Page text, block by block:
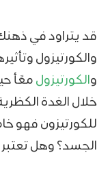
قد يتراود في
والكورتيزول
والكورتيزول معًأ
خلال الغدة
للكورتيزون فهو
الجسد؟ وهل تعتبر